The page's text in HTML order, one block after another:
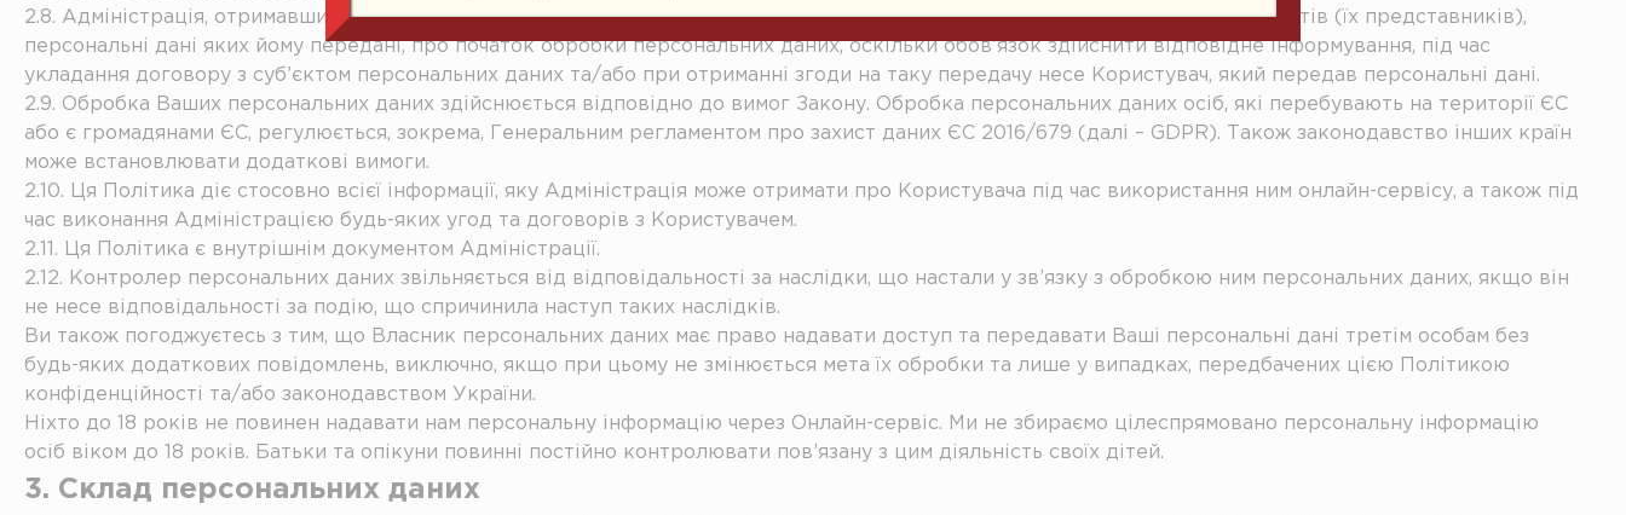
2.8. Адміністрація, отримавши персональні дані від Користувача, не приймає на себе зобов’язання щодо інформування суб’єктів (їх представників),
персональні дані яких йому передані, про початок обробки персональних даних, оскільки обов’язок здійснити відповідне інформування, під час
укладання договору з суб’єктом персональних даних та/або при отриманні згоди на таку передачу несе Користувач, який передав персональні дані.
2.9. Обробка Ваших персональних даних здійснюється відповідно до вимог Закону. Обробка персональних даних осіб, які перебувають на території ЄС
або є громадянами ЄС, регулюється, зокрема, Генеральним регламентом про захист даних ЄС 2016/679 (далі – GDPR). Також законодавство інших країн
може встановлювати додаткові вимоги.
2.10. Ця Політика діє стосовно всієї інформації, яку Адміністрація може отримати про Користувача під час використання ним онлайн-сервісу, а також під
час виконання Адміністрацією будь-яких угод та договорів з Користувачем.
2.11. Ця Політика є внутрішнім документом Адміністрації.
2.12. Контролер персональних даних звільняється від відповідальності за наслідки, що настали у зв’язку з обробкою ним персональних даних, якщо він
не несе відповідальності за подію, що спричинила наступ таких наслідків.
Ви також погоджуєтесь з тим, що Власник персональних даних має право надавати доступ та передавати Ваші персональні дані третім особам без
будь-яких додаткових повідомлень, виключно, якщо при цьому не змінюється мета їх обробки та лише у випадках, передбачених цією Політикою
конфіденційності та/або законодавством України.
Ніхто до 18 років не повинен надавати нам персональну інформацію через Онлайн-сервіс. Ми не збираємо цілеспрямовано персональну інформацію
осіб віком до 18 років. Батьки та опікуни повинні постійно контролювати пов’язану з цим діяльність своїх дітей.
3. Склад персональних даних